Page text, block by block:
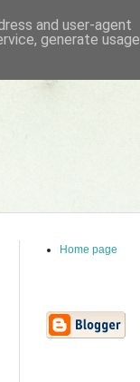
Home page
and user-agent
generate usage